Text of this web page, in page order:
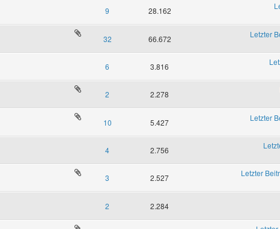
9 28.162
32 66.672 Letzter
6 3.816
2 2.278
10 5.427 Letzter
4 2.756
3 2.527 Letzter
2 2.284